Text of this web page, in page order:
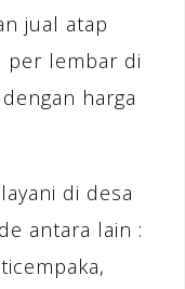
jual atap
per lembar di
harga
di desa
antara lain :